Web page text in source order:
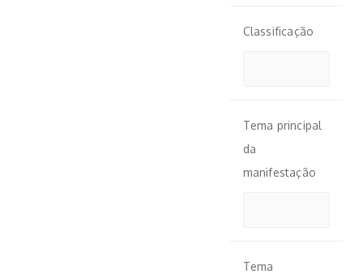
Classificação
Tema principal
da
manifestação
Tema